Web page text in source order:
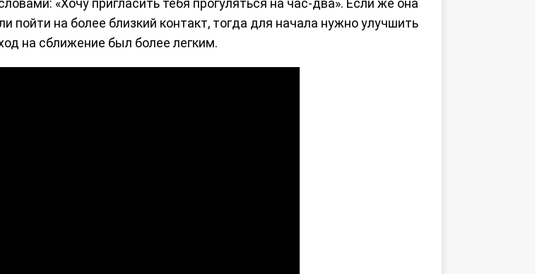
«Хочу пригласить тебя прогуляться на час-два». Если же она
пойти на более близкий контакт, тогда для начала нужно улучшить
на сближение был более легким.